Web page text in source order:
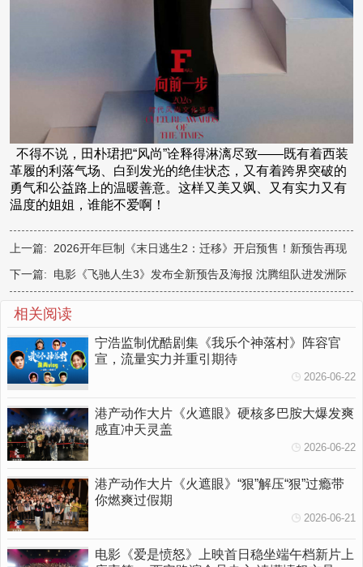
不得不说，田朴珺把“风尚”诠释得淋漓尽致——既有着西装
革履的利落气场、白到发光的绝佳状态，又有着跨界突破的
勇气和公益路上的温暖善意。这样又美又飒、又有实力又有
温度的姐姐，谁能不爱啊！
上一篇: 2026开年巨制《末日逃生2：迁移》开启预售！新预告再现
生存危机
下一篇: 电影《飞驰人生3》发布全新预告及海报 沈腾组队进发洲际
相关阅读
宁浩监制优酷剧集《我乐个神落村》阵容官
宣，流量实力并重引期待
2026-06-22
港产动作大片《火遮眼》硬核多巴胺大爆发爽
感直冲天灵盖
2026-06-22
港产动作大片《火遮眼》“狠”解压“狠”过瘾带
你燃爽过假期
2026-06-21
电影《爱是愤怒》上映首日稳坐端午档新片上